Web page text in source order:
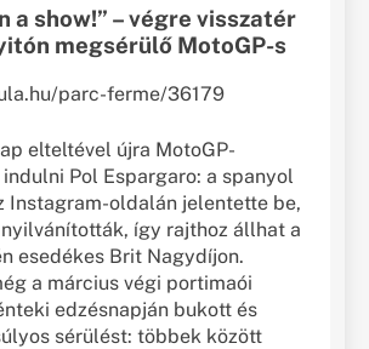
a show!” – végre visszatér
megsérülő MotoGP-s
parc-ferme/36179
elteltével újra MotoGP-
Pol Espargaro: a spanyol
Instagram-oldalán jelentette be,
így rajthoz állhat a
esedékes Brit Nagydíjon.
a március végi portimaói
edzésnapján bukott és
sérülést: többek között